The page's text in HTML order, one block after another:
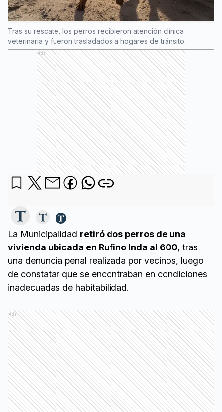
Tras su rescate, los perros recibieron atención clínica
veterinaria y fueron trasladados a hogares de tránsito.
Ads
La Municipalidad retiró dos perros de una
vivienda ubicada en Rufino Inda al 600, tras
una denuncia penal realizada por vecinos, luego
de constatar que se encontraban en condiciones
inadecuadas de habitabilidad.
Ads